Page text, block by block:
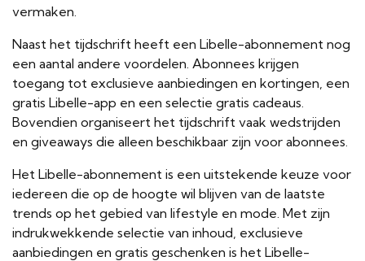
vermaken.
Naast het tijdschrift heeft een Libelle-abonnement nog
een aantal andere voordelen. Abonnees krijgen
toegang tot exclusieve aanbiedingen en kortingen, een
gratis Libelle-app en een selectie gratis cadeaus.
Bovendien organiseert het tijdschrift vaak wedstrijden
en giveaways die alleen beschikbaar zijn voor abonnees.
Het Libelle-abonnement is een uitstekende keuze voor
iedereen die op de hoogte wil blijven van de laatste
trends op het gebied van lifestyle en mode. Met zijn
indrukwekkende selectie van inhoud, exclusieve
aanbiedingen en gratis geschenken is het Libelle-